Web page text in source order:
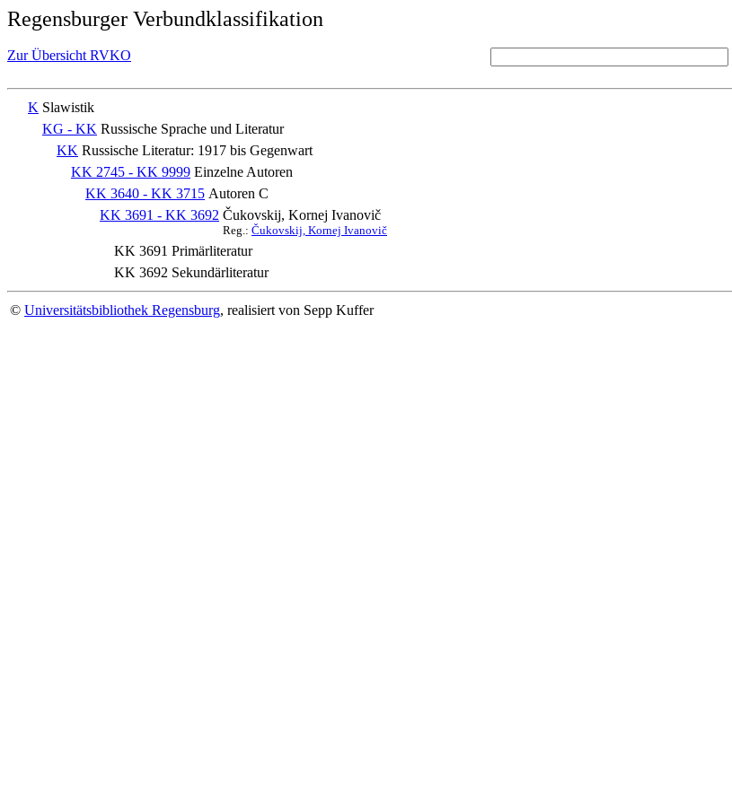
Regensburger Verbundklassifikation
Zur Übersicht RVKO
K Slawistik
KG - KK Russische Sprache und Literatur
KK Russische Literatur: 1917 bis Gegenwart
KK 2745 - KK 9999 Einzelne Autoren
KK 3640 - KK 3715 Autoren C
KK 3691 - KK 3692 Čukovskij, Kornej Ivanovič
Reg.: Čukovskij, Kornej Ivanovič
KK 3691 Primärliteratur
KK 3692 Sekundärliteratur
© Universitätsbibliothek Regensburg, realisiert von Sepp Kuffer